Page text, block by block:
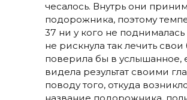
чесалось. Внутрь они
подорожника, поэтому
37 ни у кого не
не рискнула так лечить
поверила бы в услышанное,
видела результат своими
поводу того, откуда